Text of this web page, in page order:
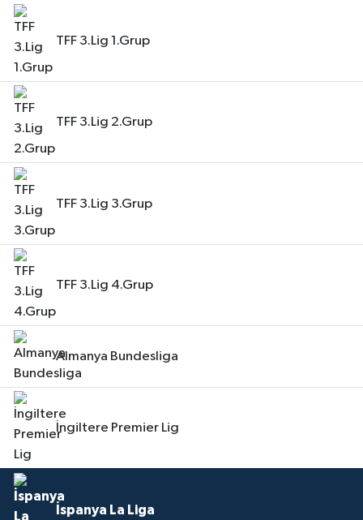
TFF 3.Lig 1.Grup
TFF 3.Lig 2.Grup
TFF 3.Lig 3.Grup
TFF 3.Lig 4.Grup
Almanya Bundesliga
İngiltere Premier Lig
İspanya La Liga